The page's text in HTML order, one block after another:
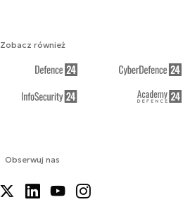
Obserwuj nas
Zobacz również